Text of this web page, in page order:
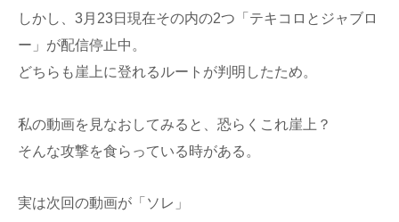
しかし、3月23日現在その内の2つ「テキコロとジャブロ
ー」が配信停止中。
どちらも崖上に登れるルートが判明したため。
私の動画を見なおしてみると、恐らくこれ崖上？
そんな攻撃を食らっている時がある。
実は次回の動画が「ソレ」